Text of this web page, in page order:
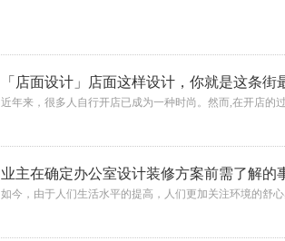
「店面设计」店面这样设计，你就是这条街
近年来，很多人自行开店已成为一种时尚。然而,在开店的
业主在确定办公室设计装修方案前需了解的
如今，由于人们生活水平的提高，人们更加关注环境的舒